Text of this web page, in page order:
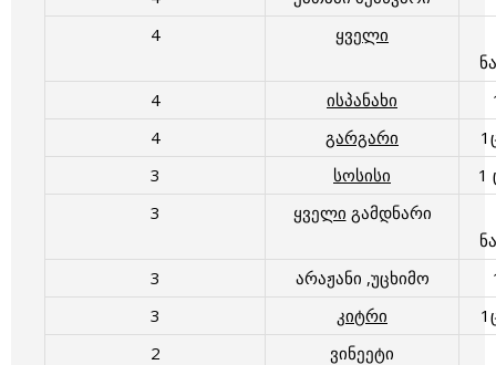
4
ყველი
4
ისპანახი
4
გარგარი
3
სოსისი
1
3
ყველი გამდნარი
3
არაჟანი ,უცხიმო
3
კიტრი
2
ვინეეტი